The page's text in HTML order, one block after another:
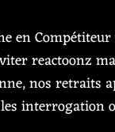
en
reactoonz
nos retraits